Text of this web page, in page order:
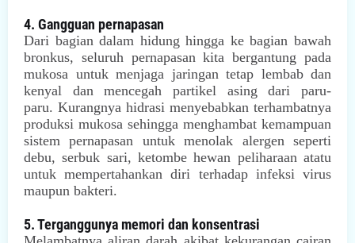
4. Gangguan pernapasan
Dari bagian dalam hidung hingga ke bagian bawah
bronkus, seluruh pernapasan kita bergantung pada
mukosa untuk menjaga jaringan tetap lembab dan
kenyal dan mencegah partikel asing dari paru-
paru. Kurangnya hidrasi menyebabkan terhambatnya
produksi mukosa sehingga menghambat kemampuan
sistem pernapasan untuk menolak alergen seperti
debu, serbuk sari, ketombe hewan peliharaan atatu
untuk mempertahankan diri terhadap infeksi virus
maupun bakteri.
5. Terganggunya memori dan konsentrasi